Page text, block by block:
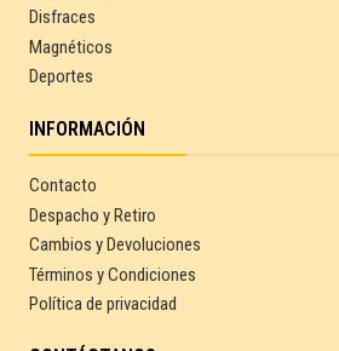
Disfraces
Magnéticos
Deportes
INFORMACIÓN
Contacto
Despacho y Retiro
Cambios y Devoluciones
Términos y Condiciones
Política de privacidad